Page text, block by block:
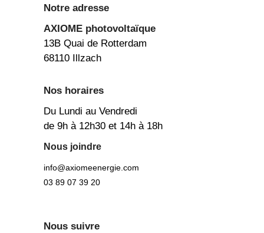
Notre adresse
AXIOME photovoltaïque
13B Quai de Rotterdam
68110 Illzach
Nos horaires
Du Lundi au Vendredi
de 9h à 12h30 et 14h à 18h
Nous joindre
info@axiomeenergie.com
03 89 07 39 20
Nous suivre